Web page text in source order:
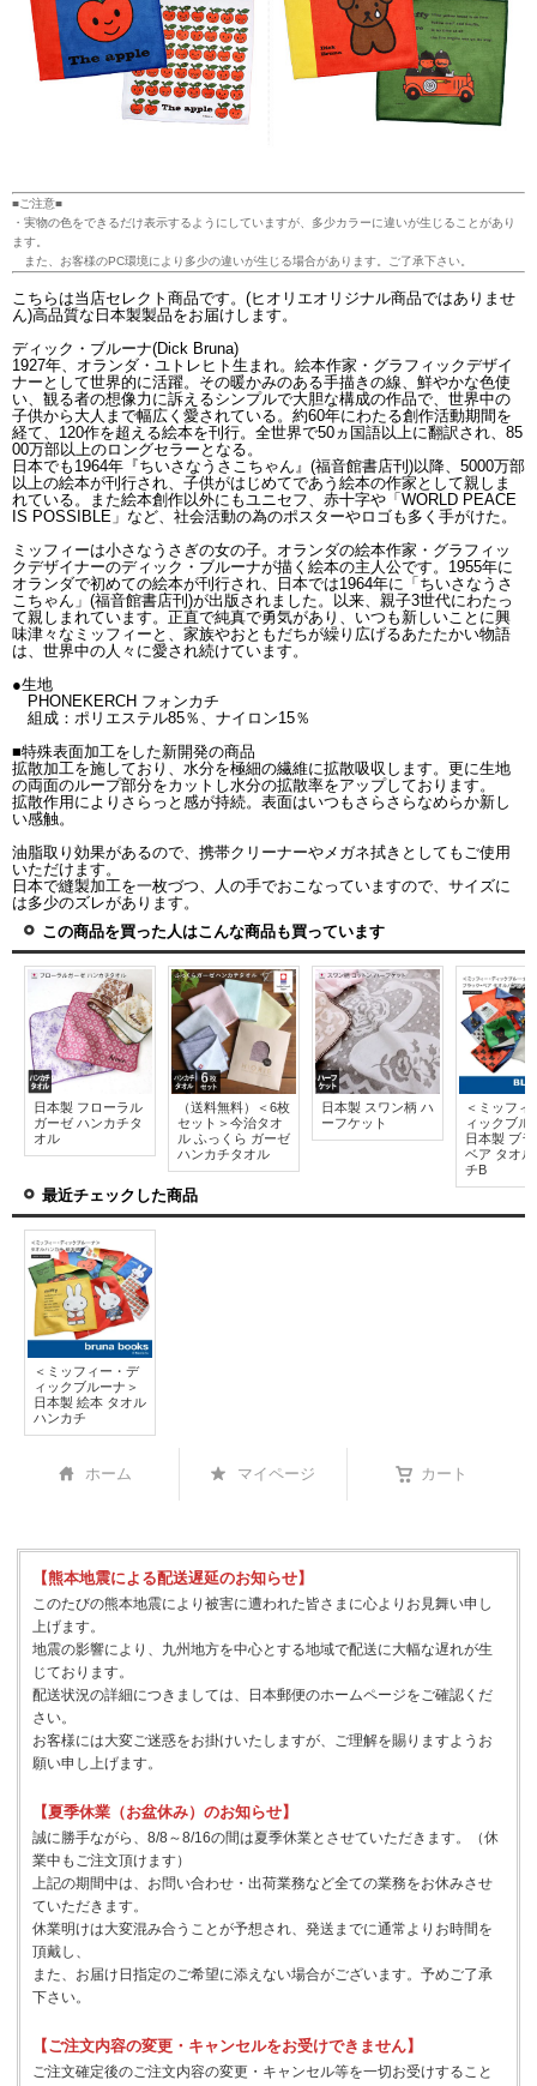
■ご注意■
・実物の色をできるだけ表示するようにしていますが、多少カラーに違いが生じることがあり
ます。
また、お客様のPC環境により多少の違いが生じる場合があります。ご了承下さい。
こちらは当店セレクト商品です。(ヒオリエオリジナル商品ではありませ
ん)高品質な日本製製品をお届けします。
ディック・ブルーナ(Dick Bruna)
1927年、オランダ・ユトレヒト生まれ。絵本作家・グラフィックデザイ
ナーとして世界的に活躍。その暖かみのある手描きの線、鮮やかな色使
い、観る者の想像力に訴えるシンプルで大胆な構成の作品で、世界中の
子供から大人まで幅広く愛されている。約60年にわたる創作活動期間を
経て、120作を超える絵本を刊行。全世界で50ヵ国語以上に翻訳され、85
00万部以上のロングセラーとなる。
日本でも1964年『ちいさなうさこちゃん』(福音館書店刊)以降、5000万部
以上の絵本が刊行され、子供がはじめてであう絵本の作家として親しま
れている。また絵本創作以外にもユニセフ、赤十字や「WORLD PEACE
IS POSSIBLE」など、社会活動の為のポスターやロゴも多く手がけた。
ミッフィーは小さなうさぎの女の子。オランダの絵本作家・グラフィッ
クデザイナーのディック・ブルーナが描く絵本の主人公です。1955年に
オランダで初めての絵本が刊行され、日本では1964年に「ちいさなうさ
こちゃん」(福音館書店刊)が出版されました。以来、親子3世代にわたっ
て親しまれています。正直で純真で勇気があり、いつも新しいことに興
味津々なミッフィーと、家族やおともだちが繰り広げるあたたかい物語
は、世界中の人々に愛され続けています。
●生地
PHONEKERCH フォンカチ
組成：ポリエステル85％、ナイロン15％
■特殊表面加工をした新開発の商品
拡散加工を施しており、水分を極細の繊維に拡散吸収します。更に生地
の両面のループ部分をカットし水分の拡散率をアップしております。
拡散作用によりさらっと感が持続。表面はいつもさらさらなめらか新し
い感触。
油脂取り効果があるので、携帯クリーナーやメガネ拭きとしてもご使用
いただけます。
日本で縫製加工を一枚づつ、人の手でおこなっていますので、サイズに
は多少のズレがあります。
この商品を買った人はこんな商品も買っています
日本製 フローラル
ガーゼ ハンカチタ
オル
（送料無料）＜6枚
セット＞今治タオ
ル ふっくら ガーゼ
ハンカチタオル
日本製 スワン柄 ハ
ーフケット
＜ミッフィ
ィックブル
日本製 ブ
ベア タオ
チB
最近チェックした商品
＜ミッフィー・デ
ィックブルーナ＞
日本製 絵本 タオル
ハンカチ
ホーム マイページ カート
【熊本地震による配送遅延のお知らせ】
このたびの熊本地震により被害に遭われた皆さまに心よりお見舞い申し
上げます。
地震の影響により、九州地方を中心とする地域で配送に大幅な遅れが生
じております。
配送状況の詳細につきましては、日本郵便のホームページをご確認くだ
さい。
お客様には大変ご迷惑をお掛けいたしますが、ご理解を賜りますようお
願い申し上げます。
【夏季休業（お盆休み）のお知らせ】
誠に勝手ながら、8/8～8/16の間は夏季休業とさせていただきます。（休
業中もご注文頂けます）
上記の期間中は、お問い合わせ・出荷業務など全ての業務をお休みさせ
ていただきます。
休業明けは大変混み合うことが予想され、発送までに通常よりお時間を
頂戴し、
また、お届け日指定のご希望に添えない場合がございます。予めご了承
下さい。
【ご注文内容の変更・キャンセルをお受けできません】
ご注文確定後のご注文内容の変更・キャンセル等を一切お受けすること